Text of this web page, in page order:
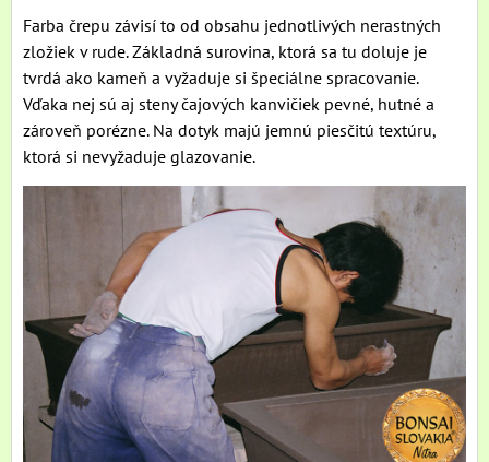
Farba črepu závisí to od obsahu jednotlivých nerastných
zložiek v rude. Základná surovina, ktorá sa tu doluje je
tvrdá ako kameň a vyžaduje si špeciálne spracovanie.
Vďaka nej sú aj steny čajových kanvičiek pevné, hutné a
zároveň porézne. Na dotyk majú jemnú piesčitú textúru,
ktorá si nevyžaduje glazovanie.